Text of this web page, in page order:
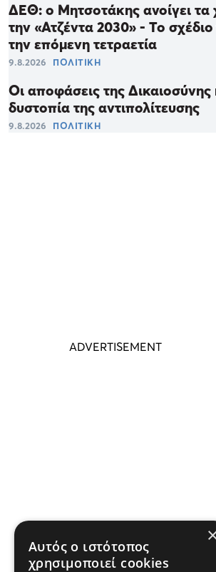
ΔΕΘ: ο Μητσοτάκης ανοίγει τα
την «Ατζέντα 2030» - Το
την επόμενη τετραετία
9.8.2026 ΠΟΛΙΤΙΚΗ
Οι αποφάσεις της Δικαιοσύνης
δυστοπία της αντιπολίτευσης
9.8.2026 ΠΟΛΙΤΙΚΗ
Αυτός ο ιστότοπος
χρησιμοποιεί cookies